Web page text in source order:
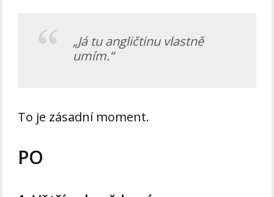
„Já tu angličtinu vlastně
umím.“
To je zásadní moment.
PO